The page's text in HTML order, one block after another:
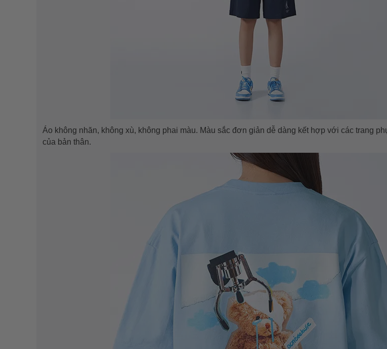
Áo không nhăn, không xù, không phai màu. Màu sắc đơn giản dễ dàng kết hợp với các trang
của bản thân.